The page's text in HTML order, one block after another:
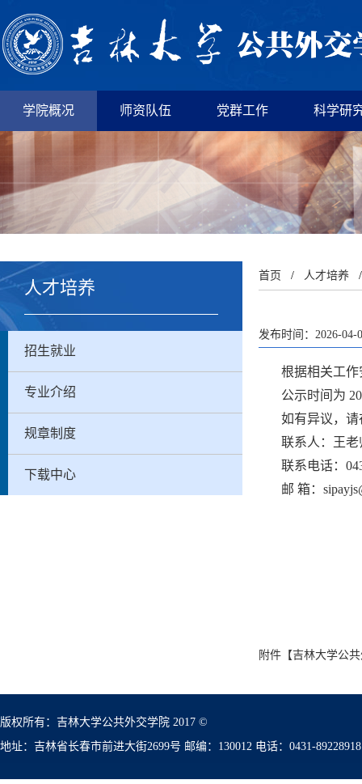
学院概况 师资队伍 党群工作 科学研
人才培养
招生就业
专业介绍
规章制度
下载中心
首页 / 人才培养
发布时间：2026-
根据相关工
公示时间为
如有异议，请
联系人：王老
联系电话：
邮 箱：
附件【吉林大学公
版权所有：吉林大学公共外交学院 2017 ©
地址：吉林省长春市前进大街2699号 邮编：130012 电话：0431-89228918